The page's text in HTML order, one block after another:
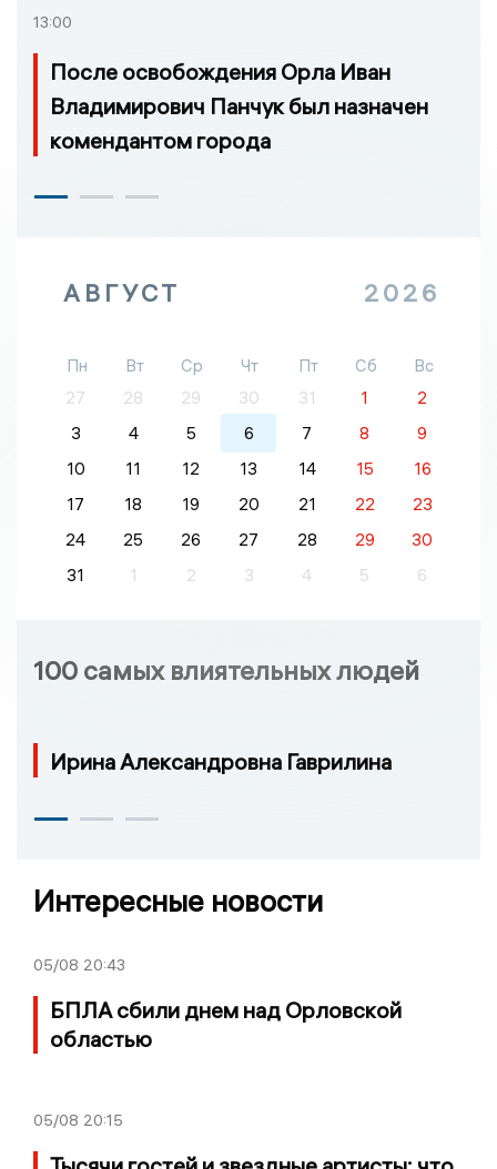
13:00
После освобождения Орла Иван
Владимирович Панчук был назначен
комендантом города
АВГУСТ 2026
Пн Вт Ср Чт Пт Сб
Вс
27
28 29 30 31 1
2
3
4 5 6 7 8
9
10
11 12 13 14 15
16
17
18 19 20 21 22
23
24
25 26 27 28 29
30
31
1 2 3 4 5 6
100 самых влиятельных людей
Ирина Александровна Гаврилина
Интересные новости
05/08 20:43
БПЛА сбили днем над Орловской
областью
05/08 20:15